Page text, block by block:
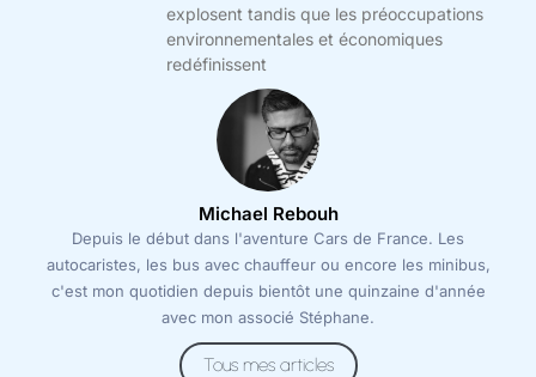
Michael Rebouh
Depuis le début dans l'aventure Cars de France. Les
autocaristes, les bus avec chauffeur ou encore les minibus,
c'est mon quotidien depuis bientôt une quinzaine d'année
avec mon associé Stéphane.
Tous mes articles
explosent tandis que les préoccupations
environnementales et économiques
redéfinissent